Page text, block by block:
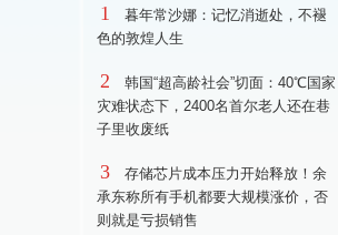
1
暮年常沙娜：记忆消逝处，不褪
色的敦煌人生
2
韩国“超高龄社会”切面：40℃国家
灾难状态下，2400名首尔老人还在巷
子里收废纸
3
存储芯片成本压力开始释放！余
承东称所有手机都要大规模涨价，否
则就是亏损销售